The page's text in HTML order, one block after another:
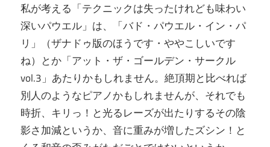
私が考える「テクニックは失ったけれども味わい
深いパウエル」は、「バド・パウエル・イン・パ
リ」（ザナドゥ版のほうです・ややこしいです
ね）とか「アット・ザ・ゴールデン・サークル
vol.3」あたりかもしれません。絶頂期と比べれば
別人のようなピアノかもしれませんが、それでも
時折、キリっ！と光るレーズが出たりするその陰
影さ加減というか、音に重みが増したズシン！と